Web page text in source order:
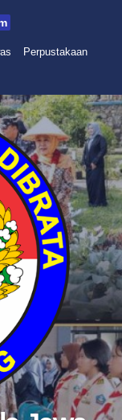
Perpustakaan